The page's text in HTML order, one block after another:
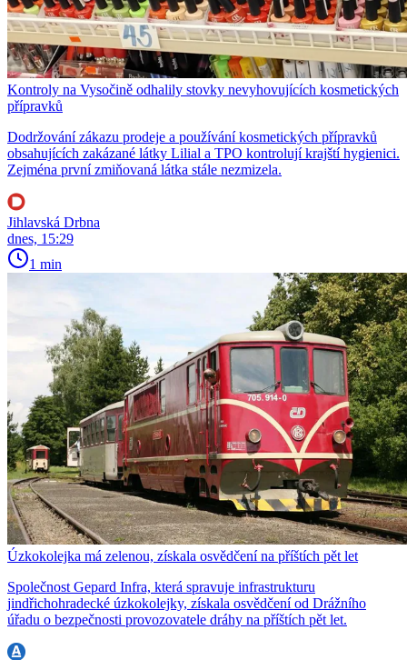
Kontroly na Vysočině odhalily stovky nevyhovujících kosmetických
přípravků
Dodržování zákazu prodeje a používání kosmetických přípravků
obsahujících zakázané látky Lilial a TPO kontrolují krajští hygienici.
Zejména první zmiňovaná látka stále nezmizela.
Jihlavská Drbna
dnes, 15:29
1 min
Úzkokolejka má zelenou, získala osvědčení na příštích pět let
Společnost Gepard Infra, která spravuje infrastrukturu
jindřichohradecké úzkokolejky, získala osvědčení od Drážního
úřadu o bezpečnosti provozovatele dráhy na příštích pět let.